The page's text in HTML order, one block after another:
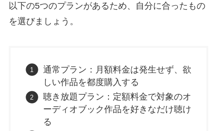
以下の5つのプランがあるため、自分に合ったもの
を選びましょう。
通常プラン：月額料金は発生せず、欲
しい作品を都度購入する
聴き放題プラン：定額料金で対象のオ
ーディオブック作品を好きなだけ聴け
る